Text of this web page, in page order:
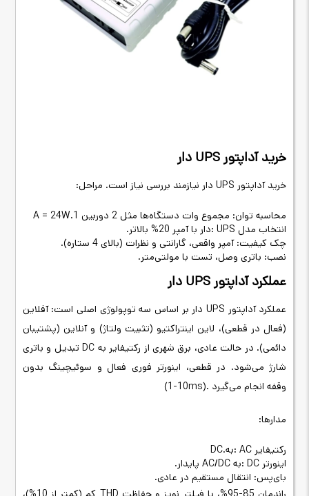
خرید آداپتور UPS دار
خرید آداپتور UPS دار نیازمند بررسی نیاز است. مراحل:
محاسبه توان: مجموع وات دستگاه‌ها مثل 2 دوربین 1
A = 24W.
انتخاب مدل: UPSدار با آمپر 20% بالاتر
.
چک کیفیت: آمپر واقعی، گارانتی و نظرات (بالای 4 ستاره)
.
نصب: باتری وصل، تست با مولتی‌متر.
عملکرد آداپتور UPS دار
عملکرد آداپتور UPS دار بر اساس سه توپولوژی اصلی است: آفلاین
(فعال در قطعی)، لاین اینتراکتیو (تثبیت ولتاژ) و آنلاین (پشتیبان
دائمی). در حالت عادی، برق شهری از رکتیفایر به DC تبدیل و باتری
شارژ می‌شود. در قطعی، اینورتر فوری فعال و سوئیچینگ بدون
وقفه انجام می‌گیرد (1-10ms).
مدارها:
رکتیفایر : ACبهDC.
اینورتر : DCبهAC/DC پایدار.
بای‌پس: انتقال مستقیم در عادی.